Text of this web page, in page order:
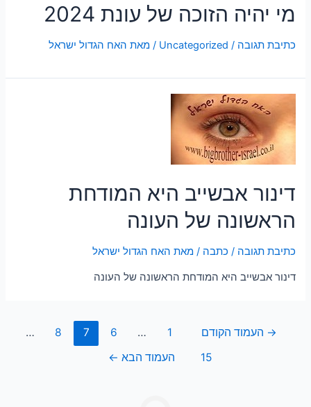
מי יהיה הזוכה של עונת 2024
כתיבת תגובה /
Uncategorized/ מאתהאח הגדול ישראל
דינור אבשייב היא המודחת
הראשונה של העונה
כתיבת תגובה /כתבה/ מאתהאח הגדול ישראל
דינור אבשייב היא המודחת הראשונה של העונה
→העמוד הקודם …
6
7
8
…
15
העמוד הבא←